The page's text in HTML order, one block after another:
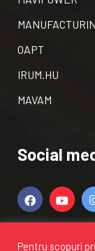
OAPT
IRUM.HU
MAVAM
Social
Pentru scopuri